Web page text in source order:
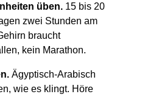
üben. 15 bis 20
zwei Stunden am
braucht
kein Marathon.
Ägyptisch-Arabisch
wie es klingt. Höre